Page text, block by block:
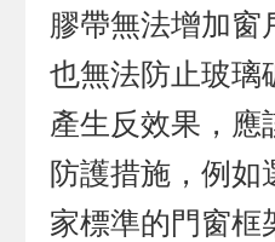
膠帶無法增加窗
也無法防止玻璃
產生反效果，應
防護措施，例如
家標準的門窗框